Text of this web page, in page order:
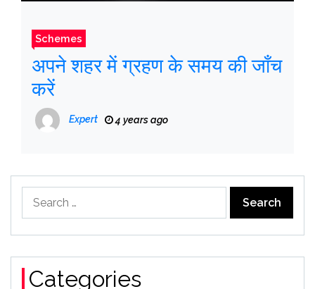
Schemes
अपने शहर में ग्रहण के समय की जाँच
करें
Expert 4 years ago
for:
Categories